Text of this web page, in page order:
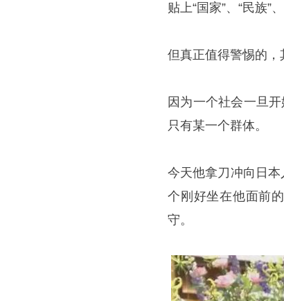
贴上“国家”、“民族”
但真正值得警惕的，
因为一个社会一旦
只有某一个群体。
今天他拿刀冲向日
个刚好坐在他面前
守。